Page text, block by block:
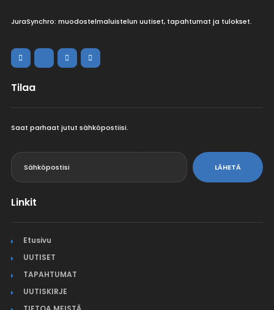
JuraSynchro: muodostelmaluistelun uutiset, tapahtumat ja tulokset.
Tilaa
Saat parhaat jutut sähköpostiisi.
LÄHETÄ
Linkit
Etusivu
UUTISET
TAPAHTUMAT
UUTISKIRJE